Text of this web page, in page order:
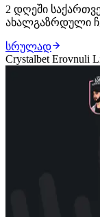
2 დღეში
ახალგაზრდული
თბილისში, ასევე
თამაში
რაგბის 16
სრულად
Crystalbet Erovnuli